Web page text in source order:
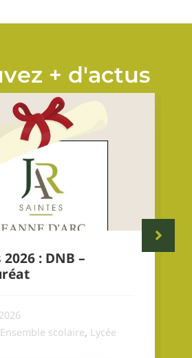
+ d'actus
: DNB –
Ensemble scolaire, Lycée